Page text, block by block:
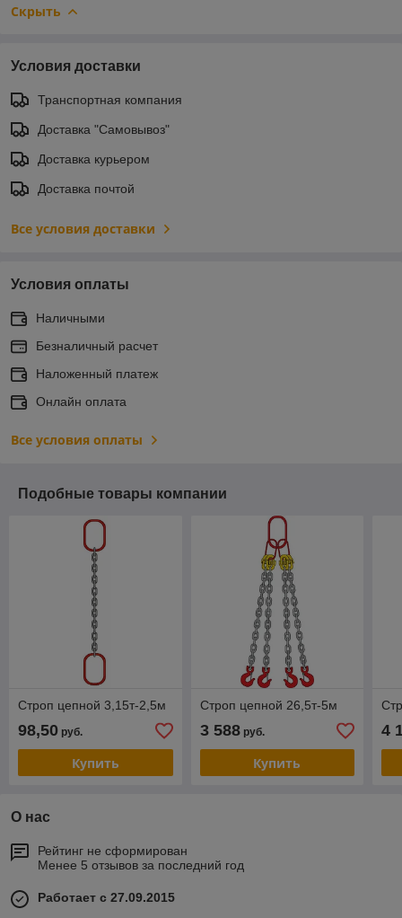
Скрыть
Условия доставки
Транспортная компания
Доставка "Самовывоз"
Доставка курьером
Доставка почтой
Все условия доставки
Условия оплаты
Наличными
Безналичный расчет
Наложенный платеж
Онлайн оплата
Все условия оплаты
Подобные товары компании
Строп цепной 3,15т-2,5м
98,50 руб.
Купить
Строп цепной 26,5т-5м
3 588руб.
Купить
4
О нас
Рейтинг не сформирован
Менее 5 отзывов за последний год
Работает с 27.09.2015